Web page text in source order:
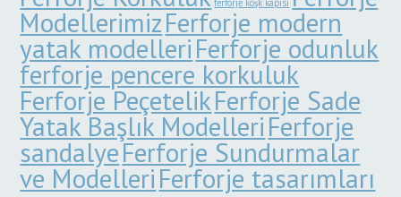
ferforje köşk kapısı
ModellerimizFerforje modern
yatak modelleriFerforje odunluk
ferforje pencere korkuluk
Ferforje PeçetelikFerforje Sade
Yatak Başlık ModelleriFerforje
sandalyeFerforje Sundurmalar
ve ModelleriFerforje tasarımları